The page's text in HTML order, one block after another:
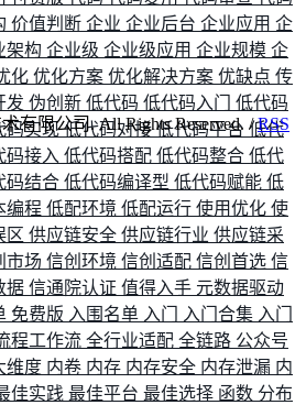
价值判断 企业 企业后台 企业应用 企
架构 企业级 企业级应用 企业规模 企
化 优化方案 优化解决方案 优缺点 传
发 伪创新 低代码 低代码入门 低代码
码实现低代码对接低代码平台 低代
码接入 低代码搭配 低代码整合 低代
码结合 低代码编译型 低代码赋能 低
编程 低配环境 低配运行 使用优化 使
区 供应链安全 供应链行业 供应链采
市场 信创环境 信创适配 信创首选 信
据 信通院认证 值得入手 元数据驱动
免费版 入围名单 入门 入门合集 入门
程工作流 全行业适配 全链路 公众号
维度 内卷 内存 内存安全 内存泄漏 内
佳实践 最佳平台 最佳选择 函数 分布
有限公司. All Rights Reserved. /RSS